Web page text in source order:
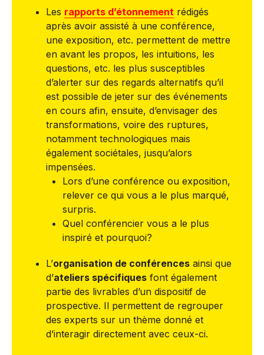
Les rapports d’étonnement rédigés
après avoir assisté à une conférence,
une exposition, etc. permettent de mettre
en avant les propos, les intuitions, les
questions, etc. les plus susceptibles
d’alerter sur des regards alternatifs qu’il
est possible de jeter sur des événements
en cours afin, ensuite, d’envisager des
transformations, voire des ruptures,
notamment technologiques mais
également sociétales, jusqu’alors
impensées.
Lors d’une conférence ou exposition,
relever ce qui vous a le plus marqué,
surpris.
Quel conférencier vous a le plus
inspiré et pourquoi?
L’organisation de conférences ainsi que
d’ateliers spécifiques font également
partie des livrables d’un dispositif de
prospective. Il permettent de regrouper
des experts sur un thème donné et
d’interagir directement avec ceux-ci.